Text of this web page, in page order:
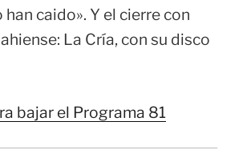
caido». Y el cierre con
La Cría, con su disco
bajar el Programa 81